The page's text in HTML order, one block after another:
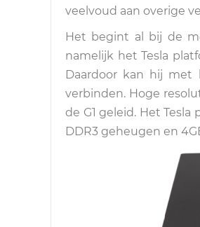
veelvoud aan overige
Het begint al bij de
namelijk het Tesla
Daardoor kan hij met
verbinden. Hoge
de G1 geleid. Het
DDR3 geheugen en